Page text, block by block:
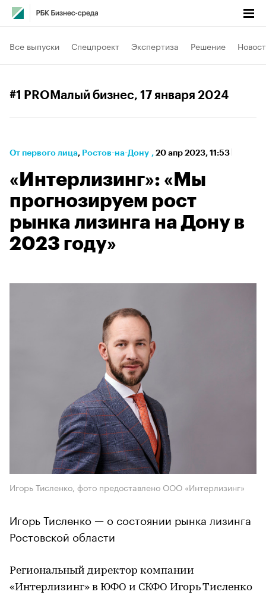
Все выпуски Спецпроект Экспертиза Решение
#1 PROМалый бизнес, 17 января 2024
От первого лица⁠, Ростов-на-Дону , 20 апр 2023, 11:53
«Интерлизинг»: «Мы
прогнозируем рост
рынка лизинга на Дону в
2023 году»
Игорь Тисленко, фото предоставлено ООО «Интерлизинг»
Игорь Тисленко — о состоянии рынка лизинга
Ростовской области
Региональный директор компании
«Интерлизинг» в ЮФО и СКФО Игорь Тисленко